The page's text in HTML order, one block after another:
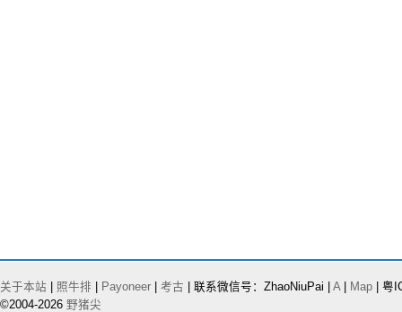
关于本站 照牛排 Payoneer 考古 | 联系微信号：ZhaoNiuPai | A| Map | 粤
©2004-2026 野猪尖